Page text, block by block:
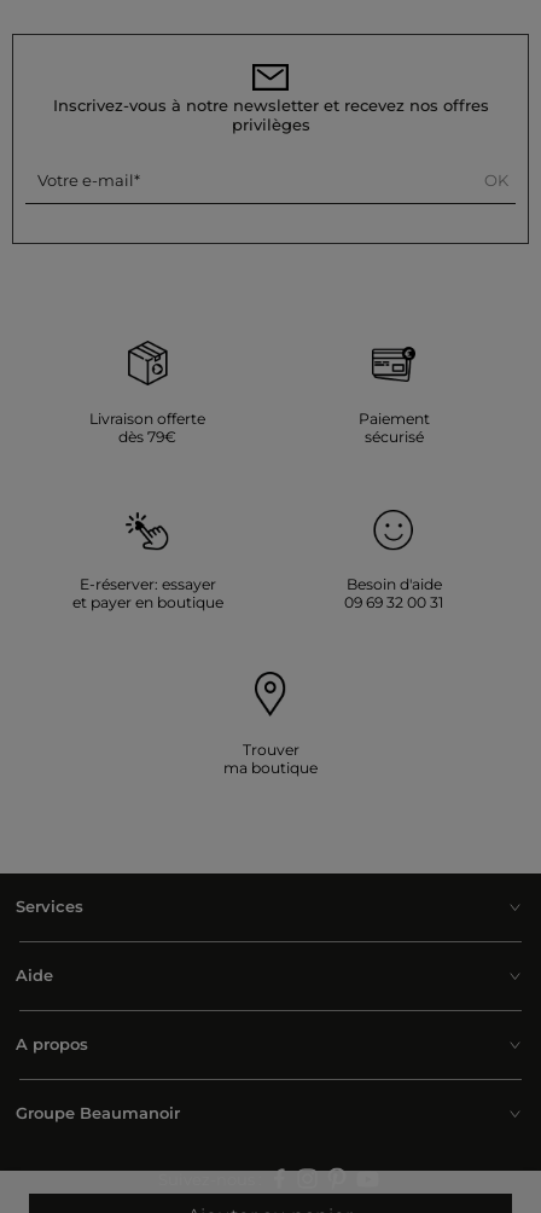
qualité de la maille. Le lavage à sec et l'utilisation du sèche-
linge sont fortement déconseillés. Le repassage est fortement
recommandé : effectuez-le à basse température (maximum
110°) sans utiliser de vapeur, qui est fortement déconseillée.
Catégorie :Gilets courts femme
Inscrivez-vous à notre newsletter et recevez nos offres
privilèges
Votre e-mail OK
Livraison offerte
dès 79€
Paiement
sécurisé
E-réserver: essayer
et payer en boutique
Besoin d'aide
09 69 32 00 31
Trouver
ma boutique
Services
Aide
A propos
Groupe Beaumanoir